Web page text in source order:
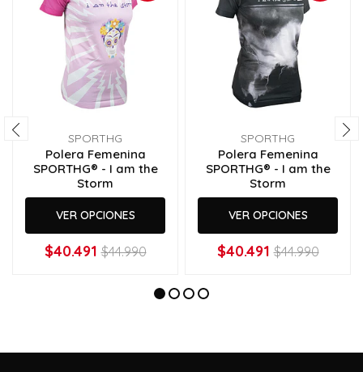
SPORTHG
Polera Femenina
SPORTHG® - I am the
Storm
VER OPCIONES
$40.491 $44.990
SPORTHG
Polera Femenina
SPORTHG® - I am the
Storm
VER OPCIONES
$40.491 $44.990